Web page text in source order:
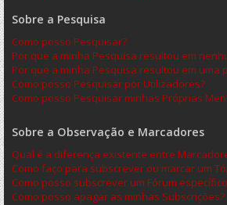
Sobre a Pesquisa
Como posso Pesquisar?
Por que a minha Pesquisa resultou em
Por que a minha Pesquisa resultou em uma
Como posso Pesquisar por Utilizadores?
Como posso Pesquisar minhas Próprias
Sobre a Observação e Marcadores
Qual é a diferença existente entre
Como faço para subscrever ou marcar um
Como posso subscrever um Fórum
Como posso apagar as minhas Subscrições?